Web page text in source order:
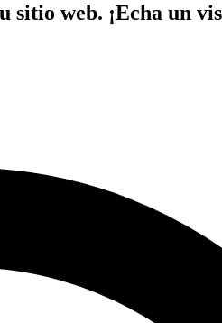
sitio web. ¡Echa un